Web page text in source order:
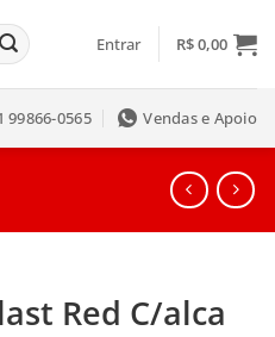
Entrar R$0,00
99866-0565 Vendas e Apoio
Red C/alca